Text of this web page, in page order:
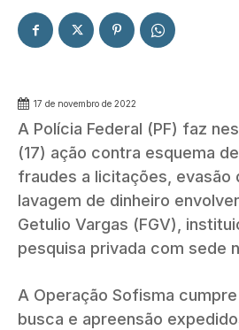
17 de novembro de 2022
A Polícia Federal (PF) faz
(17) ação contra esquema
fraudes a licitações, evasão
lavagem de dinheiro
Getulio Vargas (FGV),
pesquisa privada com sede
A Operação Sofisma
busca e apreensão